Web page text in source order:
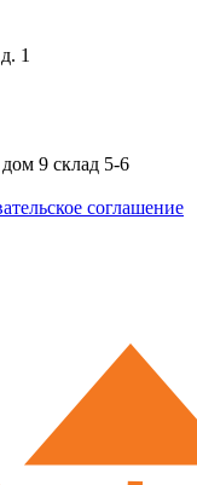
1
9 склад 5-6
соглашение